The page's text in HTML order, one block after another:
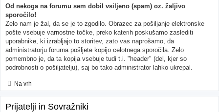
Od nekoga na forumu sem dobil vsiljeno (spam) oz. žaljivo
sporočilo!
Zelo nam je žal, da se je to zgodilo. Obrazec za pošiljanje elektronske
pošte vsebuje varnostne točke, preko katerih poskušamo zaslediti
uporabnike, ki izrabljajo to storitev, zato vas naprošamo, da
administratorju foruma pošljete kopijo celotnega sporočila. Zelo
pomembno je, da ta kopija vsebuje tudi t.i. "header" (del, kjer so
podrobnosti o pošiljatelju), saj bo tako administrator lahko ukrepal.
Na vrh
Prijatelji in Sovražniki